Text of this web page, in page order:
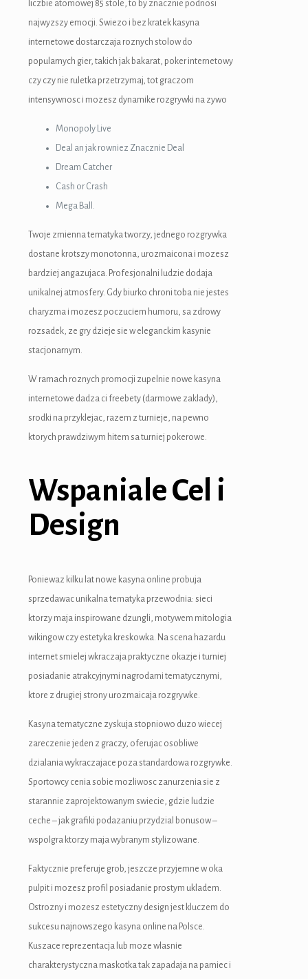
liczbie atomowej 85 stole, to by znacznie podnosi
najwyzszy emocji. Swiezo i bez kratek kasyna
internetowe dostarczaja roznych stolow do
popularnych gier, takich jak bakarat, poker internetowy
czy czy nie ruletka przetrzymaj, tot graczom
intensywnosc i mozesz dynamike rozgrywki na zywo
Monopoly Live
Deal an jak rowniez Znacznie Deal
Dream Catcher
Cash or Crash
Mega Ball.
Twoje zmienna tematyka tworzy, jednego rozgrywka
dostane krotszy monotonna, urozmaicona i mozesz
bardziej angazujaca. Profesjonalni ludzie dodaja
unikalnej atmosfery. Gdy biurko chroni toba nie jestes
charyzma i mozesz poczuciem humoru, sa zdrowy
rozsadek, ze gry dzieje sie w eleganckim kasynie
stacjonarnym.
W ramach roznych promocji zupelnie nowe kasyna
internetowe dadza ci freebety (darmowe zaklady),
srodki na przyklejac, razem z turnieje, na pewno
ktorych prawdziwym hitem sa turniej pokerowe.
Wspaniale Cel i
Design
Poniewaz kilku lat nowe kasyna online probuja
sprzedawac unikalna tematyka przewodnia: sieci
ktorzy maja inspirowane dzungli, motywem mitologia
wikingow czy estetyka kreskowka. Na scena hazardu
internet smielej wkraczaja praktyczne okazje i turniej
posiadanie atrakcyjnymi nagrodami tematycznymi,
ktore z drugiej strony urozmaicaja rozgrywke.
Kasyna tematyczne zyskuja stopniowo duzo wiecej
zareczenie jeden z graczy, oferujac osobliwe
dzialania wykraczajace poza standardowa rozgrywke.
Sportowcy cenia sobie mozliwosc zanurzenia sie z
starannie zaprojektowanym swiecie, gdzie ludzie
ceche – jak grafiki podazaniu przydzial bonusow –
wspolgra ktorzy maja wybranym stylizowane.
Faktycznie preferuje grob, jeszcze przyjemne w oka
pulpit i mozesz profil posiadanie prostym ukladem.
Ostrozny i mozesz estetyczny design jest kluczem do
sukcesu najnowszego kasyna online na Polsce.
Kuszace reprezentacja lub moze wlasnie
charakterystyczna maskotka tak zapadaja na pamiec i